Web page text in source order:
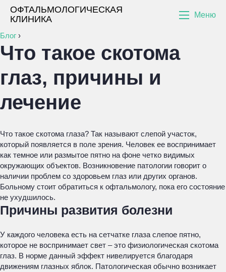
ОФТАЛЬМОЛОГИЧЕСКАЯ
КЛИНИКА
Меню
Блог ›
Что такое скотома
глаз, причины и
лечение
Что такое скотома глаза? Так называют слепой участок,
который появляется в поле зрения. Человек ее воспринимает
как темное или размытое пятно на фоне четко видимых
окружающих объектов. Возникновение патологии говорит о
наличии проблем со здоровьем глаз или других органов.
Больному стоит обратиться к офтальмологу, пока его состояние
не ухудшилось.
Причины развития болезни
У каждого человека есть на сетчатке глаза слепое пятно,
которое не воспринимает свет – это физиологическая скотома
глаз. В норме данный эффект нивелируется благодаря
движениям глазных яблок. Патологическая обычно возникает